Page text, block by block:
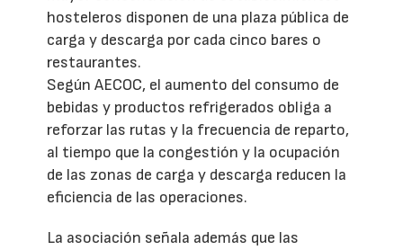
hosteleros disponen de una plaza pública de
carga y descarga por cada cinco bares o
restaurantes.
Según AECOC, el aumento del consumo de
bebidas y productos refrigerados obliga a
reforzar las rutas y la frecuencia de reparto,
al tiempo que la congestión y la ocupación
de las zonas de carga y descarga reducen la
eficiencia de las operaciones.
La asociación señala además que las